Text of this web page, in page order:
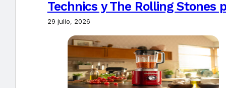
Technics y The Rolling Stones
29 julio, 2026